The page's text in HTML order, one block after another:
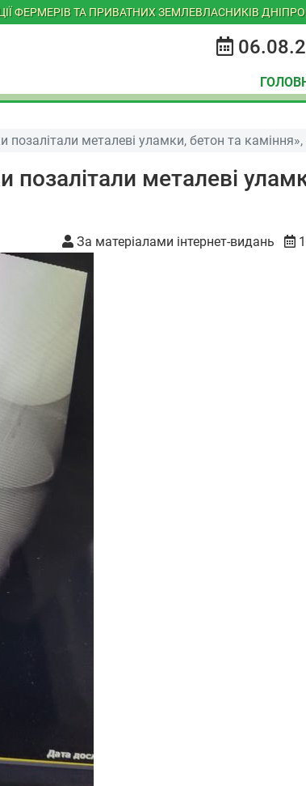
ФЕРМЕРІВ ТА ПРИВАТНИХ ЗЕМЛЕВЛАСНИКІВ
позалітали металеві уламки, бетон та
позалітали металеві
За матеріалами інтернет-видань